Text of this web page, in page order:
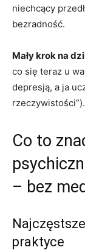
niechcący
bezradność.
Mały krok na
co się teraz u
depresją, a ja
rzeczywistości”).
Co to
– bez
praktyce